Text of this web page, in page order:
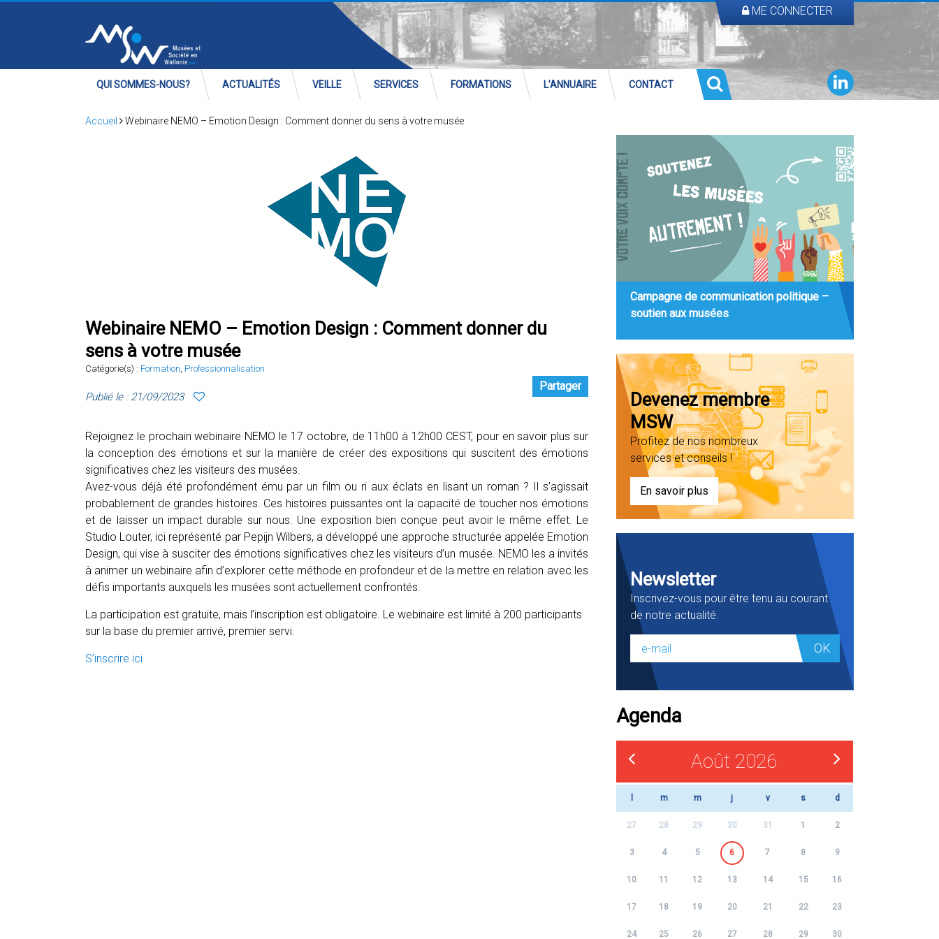
ME CONNECTER
QUI SOMMES-NOUS? ACTUALITÉS VEILLE SERVICES FORMATIONS L’ANNUAIRE CONTACT
Accueil Webinaire NEMO – Emotion Design : Comment donner du sens à votre musée
Webinaire NEMO – Emotion Design : Comment donner du
sens à votre musée
Catégorie(s) : Formation, Professionnalisation
Publié le : 21/09/2023
Partager
Rejoignez le prochain webinaire NEMO le 17 octobre, de 11h00 à 12h00 CEST, pour en savoir plus sur
la conception des émotions et sur la manière de créer des expositions qui suscitent des émotions
significatives chez les visiteurs des musées.
Avez-vous déjà été profondément ému par un film ou ri aux éclats en lisant un roman ? Il s’agissait
probablement de grandes histoires. Ces histoires puissantes ont la capacité de toucher nos émotions
et de laisser un impact durable sur nous. Une exposition bien conçue peut avoir le même effet. Le
Studio Louter, ici représenté par Pepijn Wilbers, a développé une approche structurée appelée Emotion
Design, qui vise à susciter des émotions significatives chez les visiteurs d’un musée. NEMO les a invités
à animer un webinaire afin d’explorer cette méthode en profondeur et de la mettre en relation avec les
défis importants auxquels les musées sont actuellement confrontés.
La participation est gratuite, mais l’inscription est obligatoire. Le webinaire est limité à 200 participants
sur la base du premier arrivé, premier servi.
S’inscrire ici
Campagne de communication politique –
soutien aux musées
Devenez membre
MSW
Profitez de nos nombreux
services et conseils !
En savoir plus
Newsletter
Inscrivez-vous pour être tenu au courant
de notre actualité.
OK
Agenda
Août 2026
m m j v s d
27 28 29 30 31 1 2
3 4 5 6 7 8 9
10 11 12 13 14 15 16
17 18 19 20 21 22 23
24 25 26 27 28 29 30